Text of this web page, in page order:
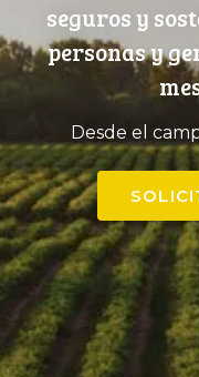
seguros y
personas y
Desde el